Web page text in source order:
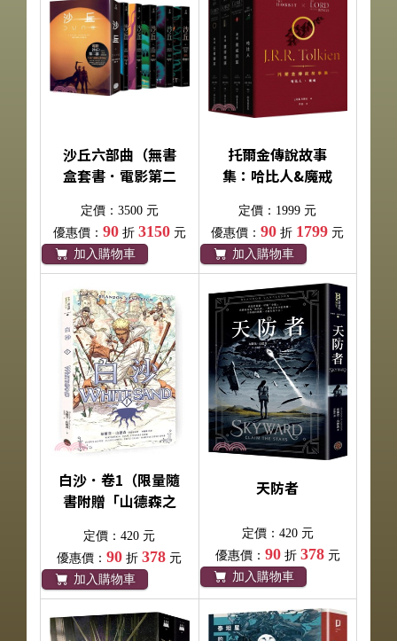
沙丘六部曲（無書
盒套書．電影第二
（共六冊）
定價：3500 元
優惠價： 90折 3150元
加入購物車
托爾金傳說故事
集：哈比人&魔戒
本】（特價盒裝套
書）（共四冊）
定價：1999 元
優惠價：90 折 1799 元
加入購物車
白沙．卷1（限量隨
書附贈「山德森之
沙而行」，邪惡奇
幻天才布蘭登．山
德森首部圖像小說
全彩精緻完整
版！）
定價：420 元
優惠價：90 折378 元
加入購物車
天防者
定價：420 元
優惠價： 90折 378元
加入購物車